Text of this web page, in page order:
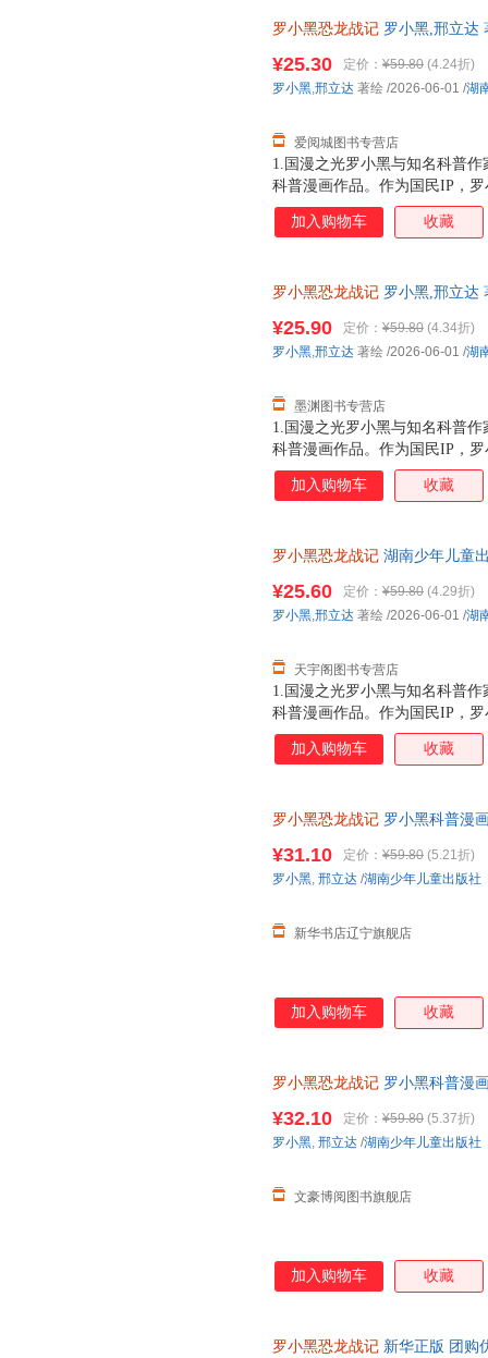
中国古生物学会科普工作委员
100 知识，兼具专业性和趣味
界，与这些史前巨兽深度互动
罗小黑恐龙战记 罗小黑,邢立达
1.国漫之光罗小黑与知名科普
科普漫画作品。作为国民IP，
动画于2011年开始播放，B站
3.15亿票房，同名漫画书2015
得主，中国古生物学会科普工
20种恐龙的100+知识，兼具专
进恐龙世界，与这些史前巨兽
¥25.30 定价： ¥59.80 (4.24折)
爱阅城图书专营店
罗小黑,邢立达 著绘 /2026-06-01 /湖
加入购物车 收藏
罗小黑恐龙战记 罗小黑,邢立达
1.国漫之光罗小黑与知名科普
科普漫画作品。作为国民IP，
动画于2011年开始播放，B站
3.15亿票房，同名漫画书2015
得主，中国古生物学会科普工
20种恐龙的100+知识，兼具专
进恐龙世界，与这些史前巨兽
¥25.90 定价： ¥59.80 (4.34折)
墨渊图书专营店
罗小黑,邢立达 著绘 /2026-06-01 /湖
加入购物车 收藏
罗小黑恐龙战记 湖南少年儿童
1.国漫之光罗小黑与知名科普
科普漫画作品。作为国民IP，
动画于2011年开始播放，B站
3.15亿票房，同名漫画书2015
得主，中国古生物学会科普工
20种恐龙的100+知识，兼具专
进恐龙世界，与这些史前巨兽
¥25.60 定价： ¥59.80 (4.29折)
天宇阁图书专营店
罗小黑,邢立达 著绘 /2026-06-01 /湖
加入购物车 收藏
罗小黑恐龙战记 罗小黑科普漫
¥31.10 定价： ¥59.80 (5.21折)
新华书店辽宁旗舰店
罗小黑, 邢立达 /湖南少年儿童出版社
加入购物车 收藏
罗小黑恐龙战记 罗小黑科普漫
知识点。搭配化石实景指南，
前冒险之旅吧。
¥32.10 定价： ¥59.80 (5.37折)
文豪博阅图书旗舰店
罗小黑, 邢立达 /湖南少年儿童出版社
加入购物车 收藏
罗小黑恐龙战记 新华正版 团购